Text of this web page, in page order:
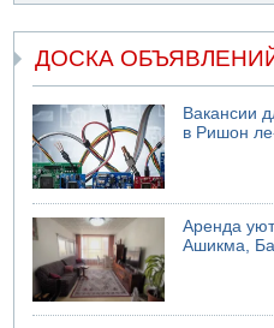
ДОСКА
Вакансии
в Ришон
Аренда
Ашикма,